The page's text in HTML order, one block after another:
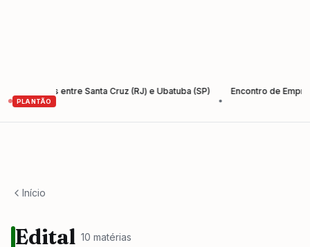
PLANTÃO
entre Santa Cruz (RJ) e Ubatuba (SP)
Encontro de
Início
Edital 10 matérias